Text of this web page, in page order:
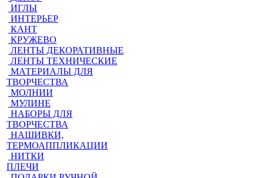
ИГЛЫ
ИНТЕРЬЕР
КАНТ
КРУЖЕВО
ЛЕНТЫ ДЕКОРАТИВНЫЕ
ЛЕНТЫ ТЕХНИЧЕСКИЕ
МАТЕРИАЛЫ ДЛЯ
ТВОРЧЕСТВА
МОЛНИИ
МУЛИНЕ
НАБОРЫ ДЛЯ
ТВОРЧЕСТВА
НАШИВКИ,
ТЕРМОАППЛИКАЦИИ
НИТКИ
ПЛЕЧИ